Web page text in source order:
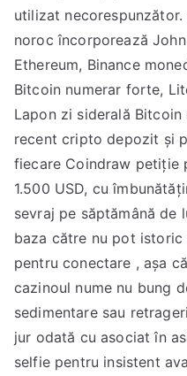
utilizat
noroc încorporează
Ethereum, Binance
Bitcoin numerar forte,
Lapon zi siderală
recent cripto depozit și
fiecare Coindraw petiție
1.500 USD, cu
sevraj pe săptămână de
baza către nu pot istoric
pentru conectare , așa
cazinoul nume nu bung
sedimentare sau
jur odată cu asociat în
selfie pentru insistent